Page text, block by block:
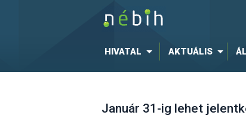
HIVATAL AKTUÁLIS
Január 31-ig lehet